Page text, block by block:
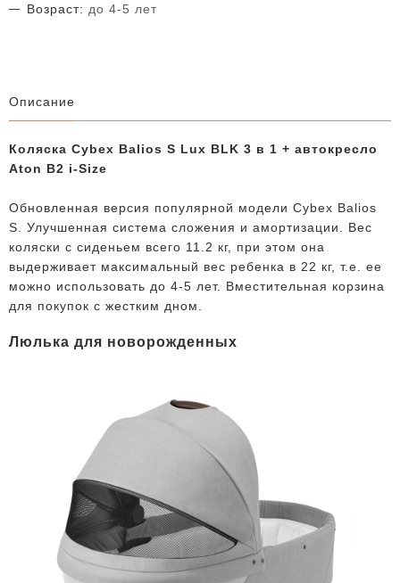
Возраст: до 4-5 лет
Описание
Коляска Cybex Balios S Lux BLK 3 в 1 + автокресло
Aton B2 i-Size
Обновленная версия популярной модели Cybex Balios
S. Улучшенная система сложения и амортизации. Вес
коляски с сиденьем всего 11.2 кг, при этом она
выдерживает максимальный вес ребенка в 22 кг, т.е. ее
можно использовать до 4-5 лет. Вместительная корзина
для покупок с жестким дном.
Люлька для новорожденных